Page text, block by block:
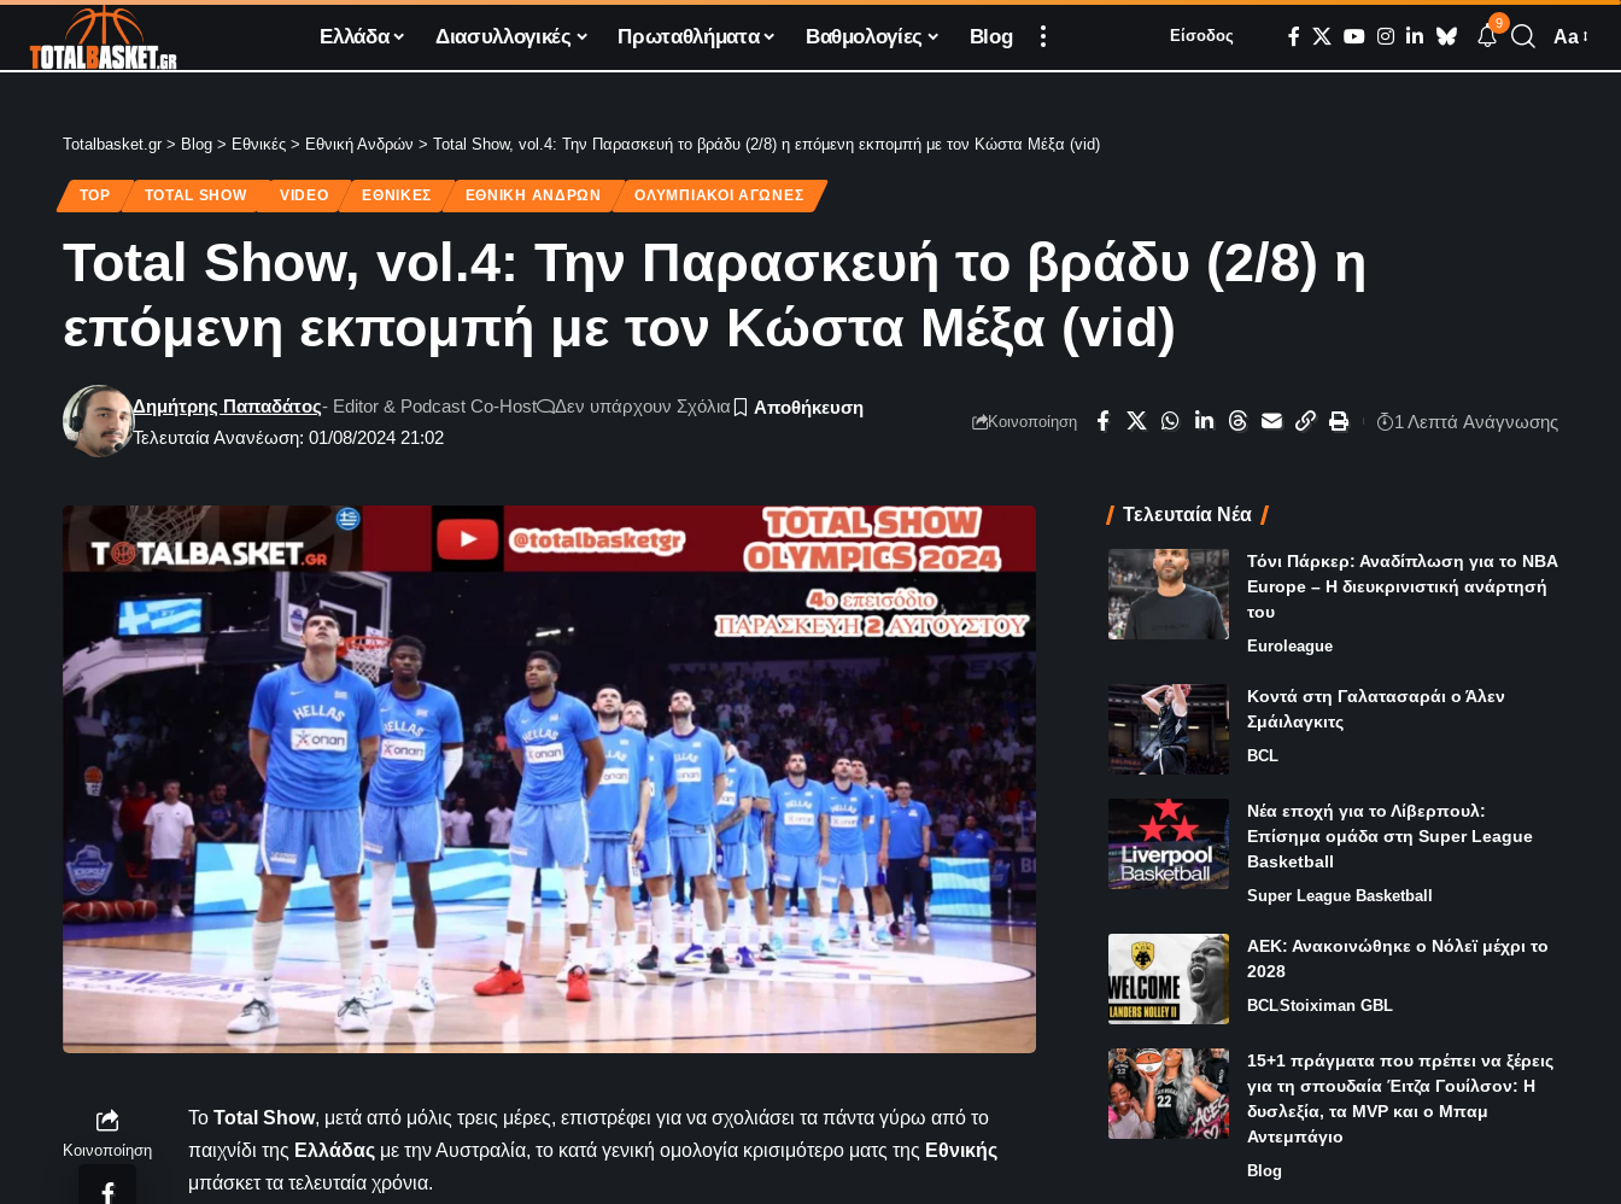
Ελλάδα Διασυλλογικές Πρωταθλήματα Βαθμολογίες Blog Είσοδος
9
Aa
Totalbasket.gr > Blog > Εθνικές > Εθνική Ανδρών > Total Show, vol.4: Την Παρασκευή το βράδυ (2/8) η επόμενη εκπομπή με τον Κώστα Μέξα (vid)
TOP TOTAL SHOW VIDEO ΕΘΝΙΚΈΣ ΕΘΝΙΚΉ ΑΝΔΡΏΝ ΟΛΥΜΠΙΑΚΟΊ ΑΓΏΝΕΣ
Total Show, vol.4: Την Παρασκευή το βράδυ (2/8) η
επόμενη εκπομπή με τον Κώστα Μέξα (vid)
Τελευταία Ανανέωση: 01/08/2024 21:02
Δημήτρης Παπαδάτος- Editor & Podcast Co-Host Δεν υπάρχουν Σχόλια
Κοινοποίηση 1 Λεπτά Aνάγνωσης
Κοινοποίηση
Το Total Show, μετά από μόλις τρεις μέρες, επιστρέφει για να σχολιάσει τα πάντα γύρω από το
παιχνίδι της Ελλάδας με την Αυστραλία, το κατά γενική ομολογία κρισιμότερο ματς της Εθνικής
μπάσκετ τα τελευταία χρόνια.
Τελευταία Νέα
Τόνι Πάρκερ: Αναδίπλωση για το NBA
Europe – Η διευκρινιστική ανάρτησή
του
Euroleague
Κοντά στη Γαλατασαράι ο Άλεν
Σμάιλαγκιτς
BCL
Νέα εποχή για το Λίβερπουλ:
Επίσημα ομάδα στη Super League
Basketball
Super League Basketball
ΑΕΚ: Ανακοινώθηκε ο Νόλεϊ μέχρι το
2028
BCLStoiximan GBL
15+1 πράγματα που πρέπει να ξέρεις
για τη σπουδαία Έιτζα Γουίλσον: Η
δυσλεξία, τα MVP και ο Μπαμ
Αντεμπάγιο
Blog